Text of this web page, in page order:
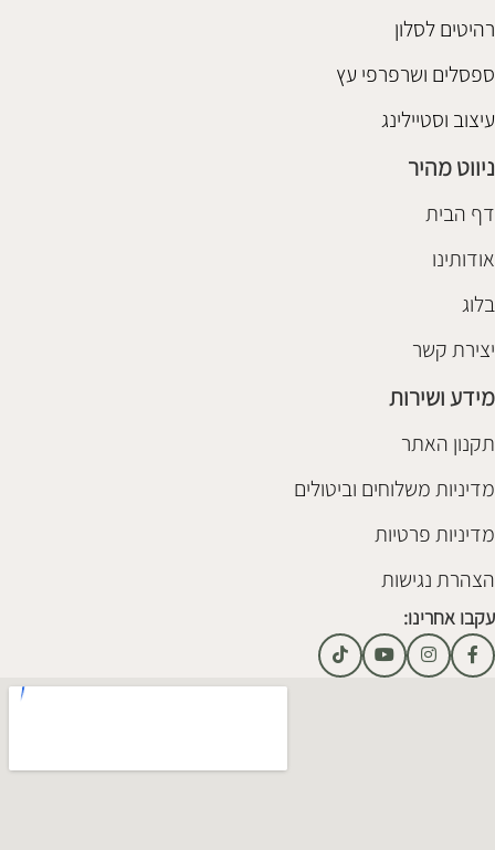
רהיטים לסלון
ספסלים ושרפרפי עץ
עיצוב וסטיילינג
ניווט מהיר
דף הבית
אודותינו
בלוג
יצירת קשר
מידע ושירות
תקנון האתר
מדיניות משלוחים וביטולים
מדיניות פרטיות
הצהרת נגישות
עקבו אחרינו: